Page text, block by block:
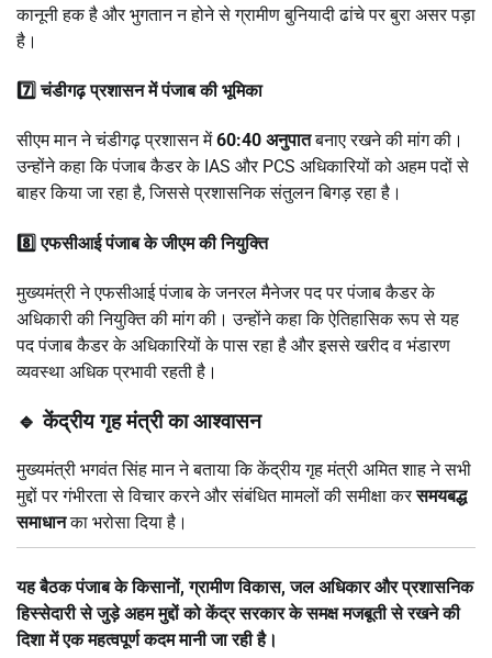
कानूनी हक है और भुगतान न होने से ग्रामीण बुनियादी ढांचे पर बुरा असर पड़ा
है।
7️⃣ चंडीगढ़ प्रशासन में पंजाब की भूमिका
सीएम मान ने चंडीगढ़ प्रशासन में60:40 अनुपातबनाए रखने की मांग की।
उन्होंने कहा कि पंजाब कैडर के IAS और PCS अधिकारियों को अहम पदों से
बाहर किया जा रहा है, जिससे प्रशासनिक संतुलन बिगड़ रहा है।
8️⃣ एफसीआई पंजाब के जीएम की नियुक्ति
मुख्यमंत्री ने एफसीआई पंजाब के जनरल मैनेजर पद पर पंजाब कैडर के
अधिकारी की नियुक्ति की मांग की। उन्होंने कहा कि ऐतिहासिक रूप से यह
पद पंजाब कैडर के अधिकारियों के पास रहा है और इससे खरीद व भंडारण
व्यवस्था अधिक प्रभावी रहती है।
🔹 केंद्रीय गृह मंत्री का आश्वासन
मुख्यमंत्री भगवंत सिंह मान ने बताया कि केंद्रीय गृह मंत्री अमित शाह ने सभी
मुद्दों पर गंभीरता से विचार करने और संबंधित मामलों की समीक्षा करसमयबद्ध
समाधानका भरोसा दिया है।
यह बैठक पंजाब के किसानों, ग्रामीण विकास, जल अधिकार और प्रशासनिक
हिस्सेदारी से जुड़े अहम मुद्दों को केंद्र सरकार के समक्ष मजबूती से रखने की
दिशा में एक महत्वपूर्ण कदम मानी जा रही है।